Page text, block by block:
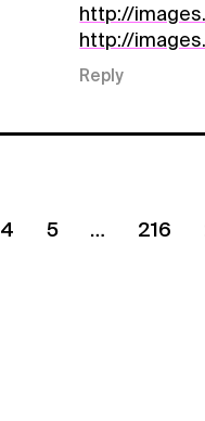
http://
http://
Reply
4 5 216